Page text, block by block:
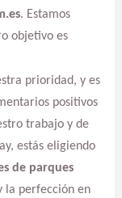
. Estamos
objetivo es
prioridad, y es
positivos
trabajo y de
estás eligiendo
de parques
la perfección en